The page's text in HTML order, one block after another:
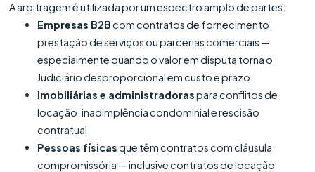
A arbitragem é utilizada por um espectro amplo de partes:
Empresas B2Bcom contratos de fornecimento,
prestação de serviços ou parcerias comerciais —
especialmente quando o valor em disputa torna o
Judiciário desproporcional em custo e prazo
Imobiliárias e administradoraspara conflitos de
locação, inadimplência condominial e rescisão
contratual
Pessoas físicasque têm contratos com cláusula
compromissória — inclusive contratos de locação